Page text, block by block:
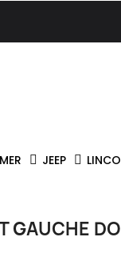
JEEP
GAUCHE